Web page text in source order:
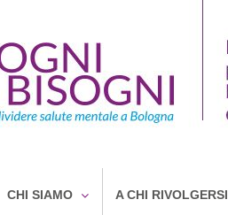
CHI SIAMO A CHI RIVOLGERSI